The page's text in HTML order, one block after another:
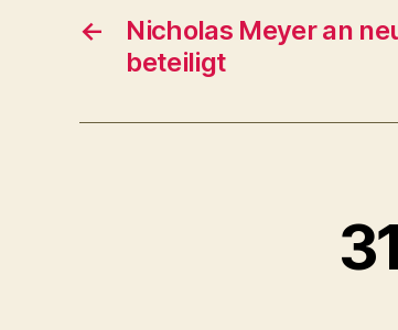
←
Nicholas Meyer an
beteiligt